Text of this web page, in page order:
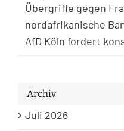
Übergriffe gegen
nordafrikanische
AfD Köln fordert
Archiv
Juli 2026